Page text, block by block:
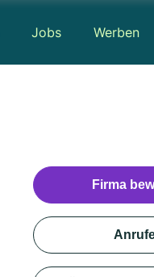
Jobs Werben
Firma